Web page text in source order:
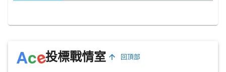
Ace投標戰情室 回頂部